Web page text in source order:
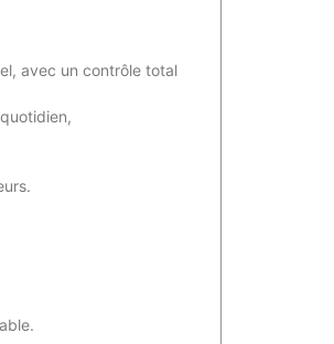
avec un contrôle total